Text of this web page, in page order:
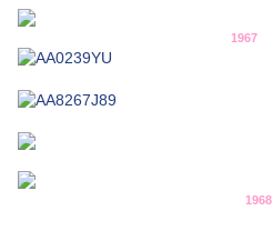
1967
1968